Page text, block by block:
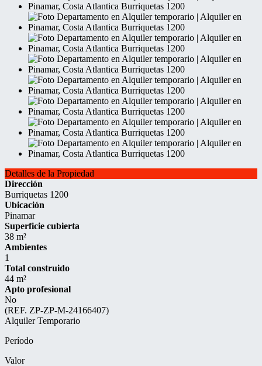
Detalles de la Propiedad
Dirección
Burriquetas 1200
Ubicación
Pinamar
Superficie cubierta
38 m²
Ambientes
1
Total construido
44 m²
Apto profesional
No
(REF. ZP-ZP-M-24166407)
Alquiler Temporario
Período
Valor